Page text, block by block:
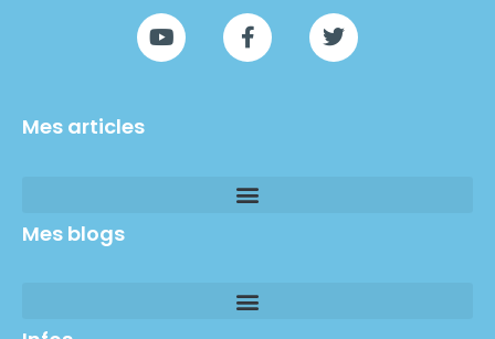
Mes articles
Mes blogs